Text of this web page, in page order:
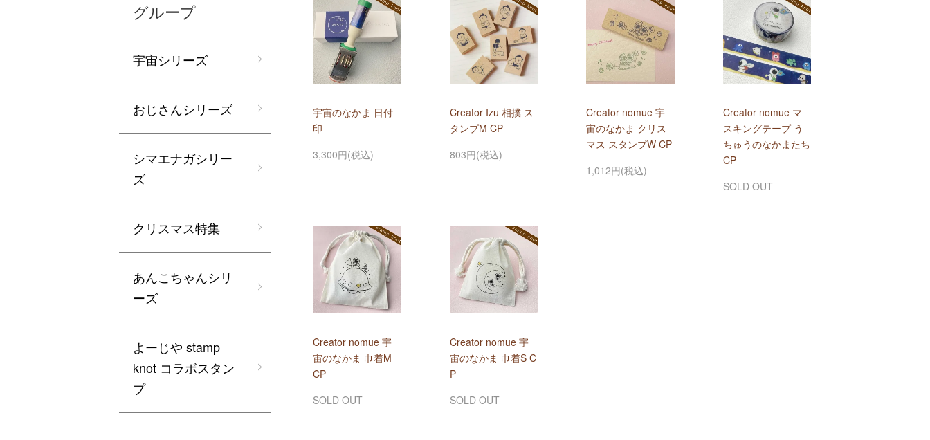
宇宙のなかま 日付
印
3,300円(税込)
Creator Izu 相撲 ス
タンプM CP
803円(税込)
Creator nomue 宇
宙のなかま クリス
マス スタンプW CP
1,012円(税込)
Creator nomue マ
スキングテープ う
ちゅうのなかまたち
CP
SOLD OUT
Creator nomue 宇
宙のなかま 巾着M
CP
SOLD OUT
Creator nomue 宇
宙のなかま 巾着S C
P
SOLD OUT
グループ
宇宙シリーズ
おじさんシリーズ
シマエナガシリー
ズ
クリスマス特集
あんこちゃんシリ
ーズ
よーじや stamp
knot コラボスタン
プ